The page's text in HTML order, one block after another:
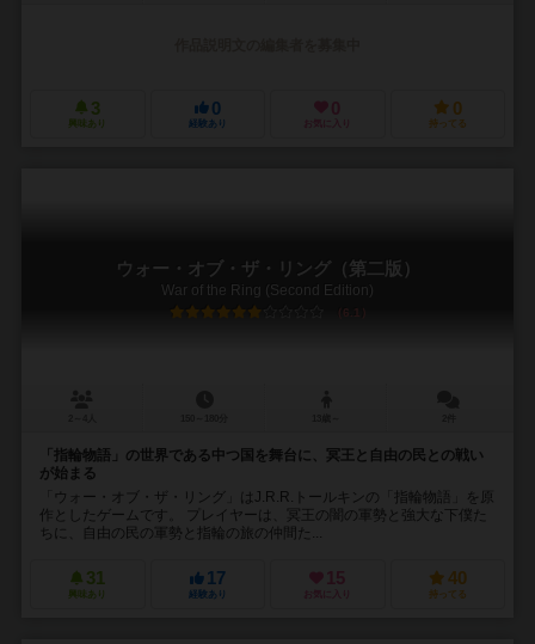
3
興味あり
0
経験あり
0
お気に入り
0
持ってる
ウォー・オブ・ザ・リング（第二版）
War of the Ring (Second Edition)
6.1
「指輪物語」の世界である中つ国を舞台に、冥王と自由の民との戦い
が始まる
「ウォー・オブ・ザ・リング」はJ.R.R.トールキンの「指輪物語」を原
作としたゲームです。 プレイヤーは、冥王の闇の軍勢と強大な下僕た
ちに、自由の民の軍勢と指輪の旅の仲間た...
31
興味あり
17
経験あり
15
お気に入り
40
持ってる